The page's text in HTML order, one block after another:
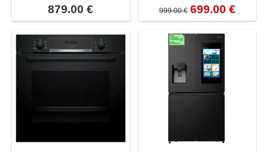
879.00 € 999.00 € 699.00 €